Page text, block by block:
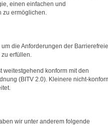
einen einfachen und
zu ermöglichen.
die Anforderungen der
zu erfüllen.
weitestgehend konform mit den
(BITV 2.0). Kleinere nicht-
wir unter anderem folgende